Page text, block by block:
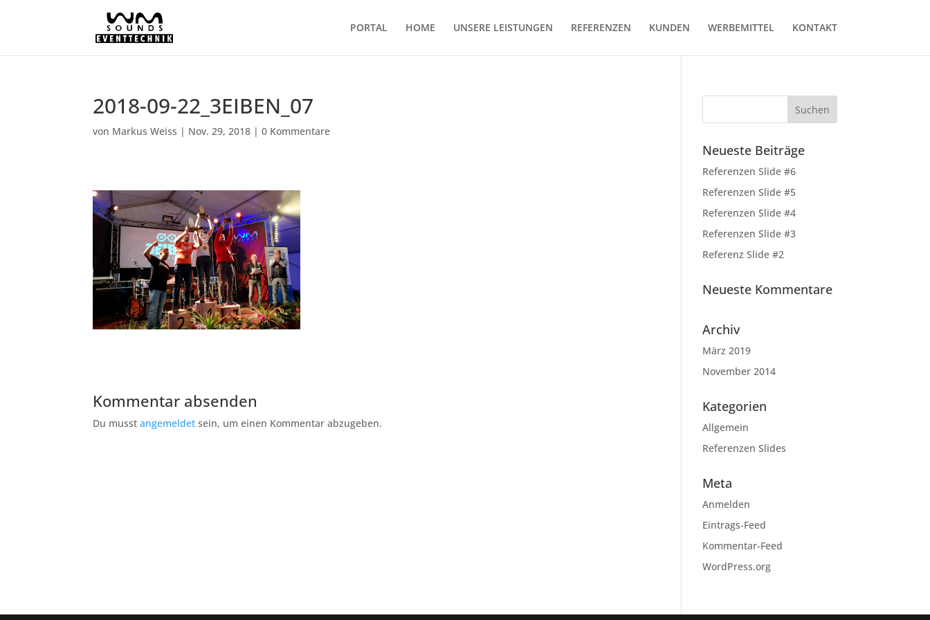
PORTAL HOME UNSERE LEISTUNGEN REFERENZEN KUNDEN WERBEMITTEL KONTAKT
2018-09-22_3EIBEN_07
von Markus Weiss | Nov. 29, 2018 |0 Kommentare
Kommentar absenden
Du musstangemeldet sein, um einen Kommentar abzugeben.
Neueste Beiträge
Referenzen Slide #6
Referenzen Slide #5
Referenzen Slide #4
Referenzen Slide #3
Referenz Slide #2
Neueste Kommentare
Archiv
März 2019
November 2014
Kategorien
Allgemein
Referenzen Slides
Meta
Anmelden
Eintrags-Feed
Kommentar-Feed
WordPress.org